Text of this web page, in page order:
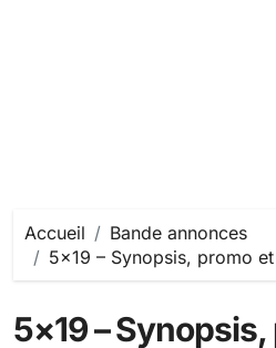
Accueil
Bande annonces
5×19 – Synopsis, promo
5×19 –